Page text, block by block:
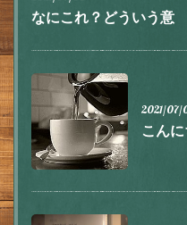
なにこれ？どういう意
2021/07/
こん
https://555.owst.jp/blogs